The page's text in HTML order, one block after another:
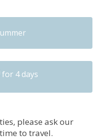
for 4 days
please ask our
to travel.